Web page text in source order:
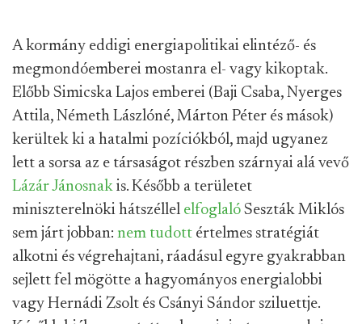
A kormány eddigi energiapolitikai elintéző- és
megmondóemberei mostanra el- vagy kikoptak.
Előbb Simicska Lajos emberei (Baji Csaba, Nyerges
Attila, Németh Lászlóné, Márton Péter és mások)
kerültek ki a hatalmi pozíciókból, majd ugyanez
lett a sorsa az e társaságot részben szárnyai alá vevő
Lázár Jánosnak is. Később a területet
miniszterelnöki hátszéllel elfoglaló Seszták Miklós
sem járt jobban: nem tudott értelmes stratégiát
alkotni és végrehajtani, ráadásul egyre gyakrabban
sejlett fel mögötte a hagyományos energialobbi
vagy Hernádi Zsolt és Csányi Sándor sziluettje.